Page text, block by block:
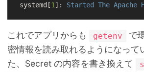
systemd[1 ]: Started The Apache
これでアプリからも getenv
で
密情報を読み取れるようになって
た、Secret の内容を書き換えて